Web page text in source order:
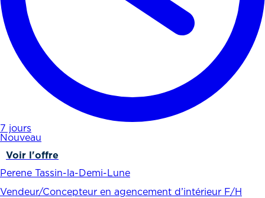
7 jours
Nouveau
Voir l'offre
Perene Tassin-la-Demi-Lune
Vendeur/Concepteur en agencement d’intérieur F/H